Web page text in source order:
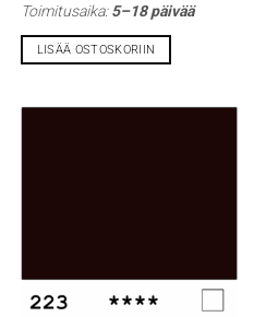
Toimitusaika:5–18 päivää
LISÄÄ OSTOSKORIIN